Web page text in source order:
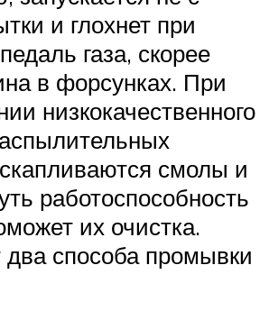
и глохнет при
газа, скорее
в форсунках. При
низкокачественного
смолы и
работоспособность
их очистка.
способа промывки